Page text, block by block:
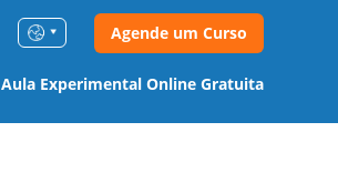
Aula Experimental Online Gratuita
Agende um Curso